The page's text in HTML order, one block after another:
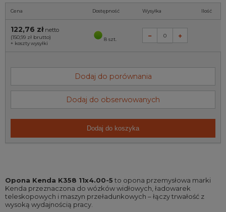
Cena Dostępność Wysyłka Ilość
122,76 złnetto
(150,99 zł brutto)
+ koszty wysyłki
8 szt.
Dodaj do porównania
Dodaj do obserwowanych
Dodaj do koszyka
Opona Kenda K358 11x4.00-5 to opona przemysłowa marki
Kenda przeznaczona do wózków widłowych, ładowarek
teleskopowych i maszyn przeładunkowych – łączy trwałość z
wysoką wydajnością pracy.